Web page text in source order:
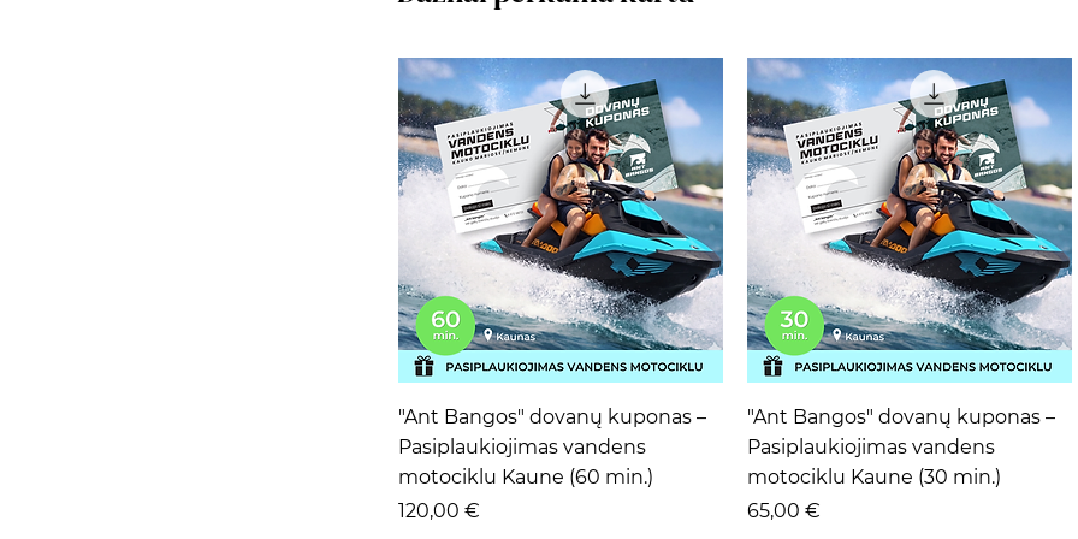
Greita peržiūra
"Ant Bangos" dovanų kuponas –
Pasiplaukiojimas vandens
motociklu Kaune (60 min.)
Kaina
120,00 €
Greita peržiūra
"Ant Bangos" dovanų kuponas –
Pasiplaukiojimas vandens
motociklu Kaune (30 min.)
Kaina
65,00 €